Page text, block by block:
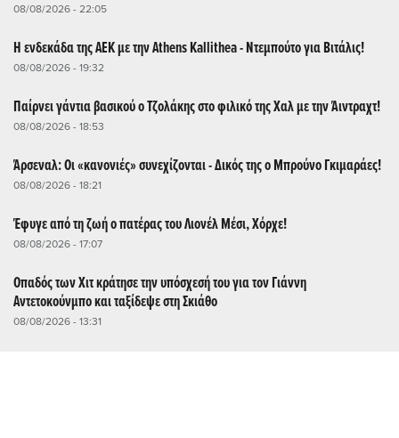
08/08/2026 - 22:05
Η ενδεκάδα της ΑΕΚ με την Athens Kallithea - Ντεμπούτο για Βιτάλις!
08/08/2026 - 19:32
Παίρνει γάντια βασικού ο Τζολάκης στο φιλικό της Χαλ με την Άιντραχτ!
08/08/2026 - 18:53
Άρσεναλ: Οι «κανονιές» συνεχίζονται - Δικός της ο Μπρούνο Γκιμαράες!
08/08/2026 - 18:21
Έφυγε από τη ζωή ο πατέρας του Λιονέλ Μέσι, Χόρχε!
08/08/2026 - 17:07
Οπαδός των Χιτ κράτησε την υπόσχεσή του για τον Γιάννη
Αντετοκούνμπο και ταξίδεψε στη Σκιάθο
08/08/2026 - 13:31